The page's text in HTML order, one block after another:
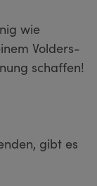
wie
Volders-
schaffen!
gibt es